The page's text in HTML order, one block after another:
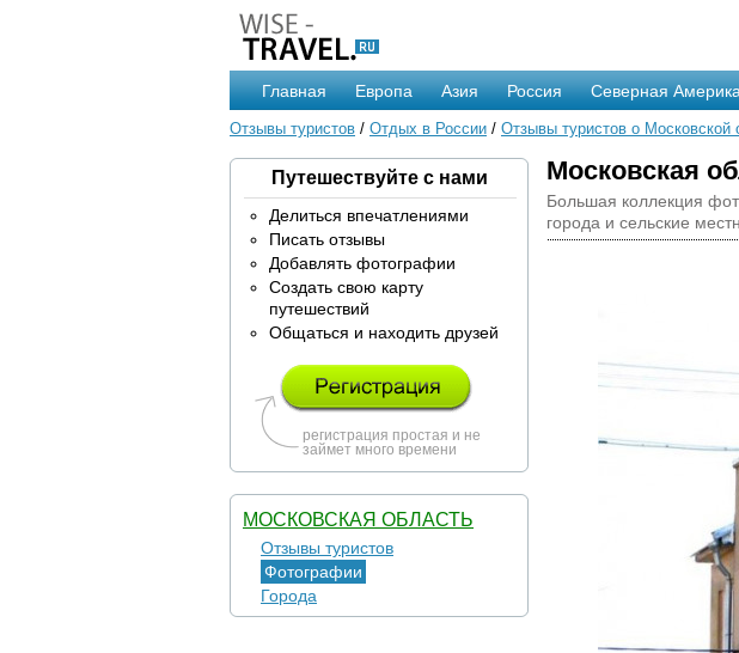
Главная Европа Азия Россия Северная
Отзывы туристов / Отдых в России / Отзывы туристов о Московской
Путешествуйте с нами
Делиться впечатлениями
Писать отзывы
Добавлять фотографии
Создать свою карту
путешествий
Общаться и находить друзей
регистрация простая и не
займет много времени
МОСКОВСКАЯ ОБЛАСТЬ
Отзывы туристов
Фотографии
Города
Московская
Большая коллекция
города и сельские